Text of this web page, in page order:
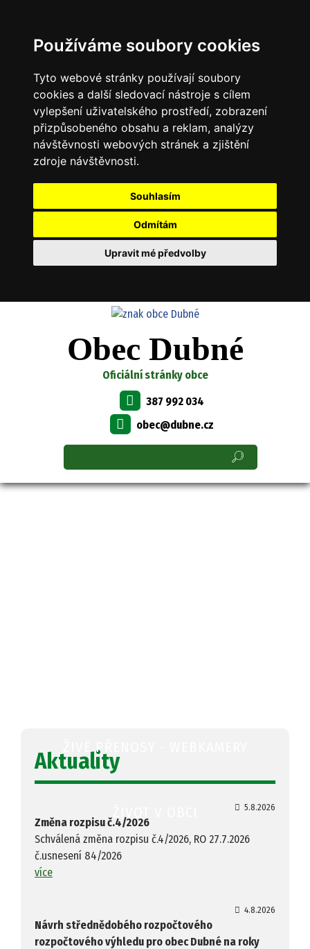
Používáme soubory cookies
Tyto webové stránky používají soubory
cookies a další sledovací nástroje s cílem
vylepšení uživatelského prostředí, zobrazení
přizpůsobeného obsahu a reklam, analýzy
návštěvnosti webových stránek a zjištění
zdroje návštěvnosti.
Souhlasím
Odmítám
Upravit mé předvolby
Obec Dubné
Oficiální stránky obce
387 992 034
obec@dubne.cz
ŽIVÉ PŘENOSY - WEBKAMERY
ŽIVOT V OBCI
Aktuality
5.8.2026
Změna rozpisu č.4/2026
Schválená změna rozpisu č.4/2026, RO 27.7.2026
č.usnesení 84/2026
více
4.8.2026
Návrh střednědobého rozpočtového
rozpočtového výhledu pro obec Dubné na roky